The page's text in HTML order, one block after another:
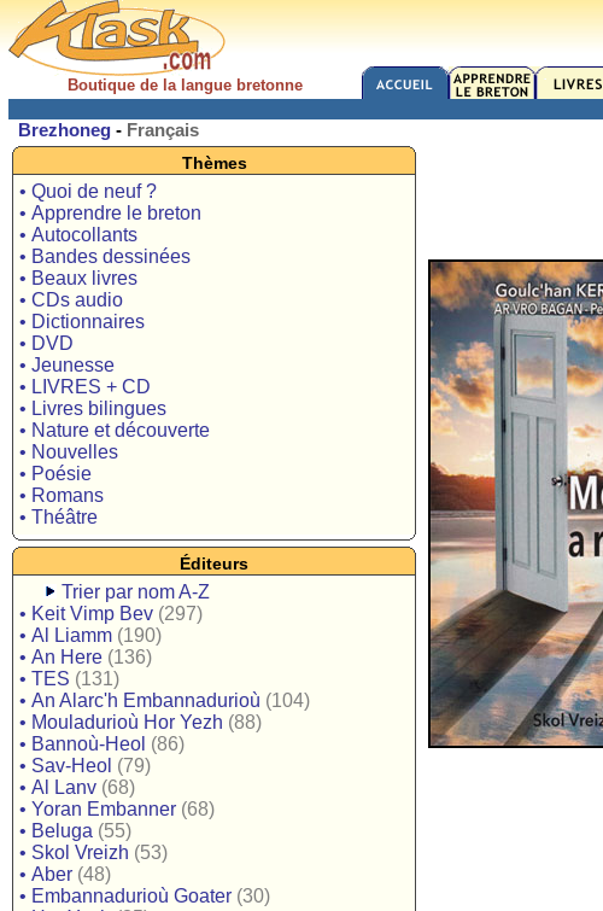
Boutique de la langue bretonne
Brezhoneg - Français
Thèmes
• Quoi de neuf ?
• Apprendre le breton
• Autocollants
• Bandes dessinées
• Beaux livres
• CDs audio
• Dictionnaires
• DVD
• Jeunesse
• LIVRES + CD
• Livres bilingues
• Nature et découverte
• Nouvelles
• Poésie
• Romans
• Théâtre
Éditeurs
Trier par nom A-Z
• Keit Vimp Bev (297)
• Al Liamm (190)
• An Here (136)
• TES (131)
• An Alarc'h Embannadurioù (104)
• Mouladurioù Hor Yezh (88)
• Bannoù-Heol (86)
• Sav-Heol (79)
• Al Lanv (68)
• Yoran Embanner (68)
• Beluga (55)
• Skol Vreizh (53)
• Aber (48)
• Embannadurioù Goater (30)